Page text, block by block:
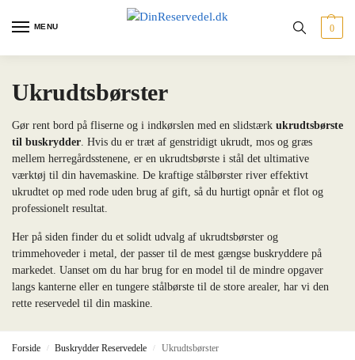
MENU 0
Ukrudtsbørster
Gør rent bord på fliserne og i indkørslen med en slidstærk ukrudtsbørste
til buskrydder. Hvis du er træt af genstridigt ukrudt, mos og græs
mellem herregårdsstenene, er en ukrudtsbørste i stål det ultimative
værktøj til din havemaskine. De kraftige stålbørster river effektivt
ukrudtet op med rode uden brug af gift, så du hurtigt opnår et flot og
professionelt resultat.
Her på siden finder du et solidt udvalg af ukrudtsbørster og
trimmehoveder i metal, der passer til de mest gængse buskryddere på
markedet. Uanset om du har brug for en model til de mindre opgaver
langs kanterne eller en tungere stålbørste til de store arealer, har vi den
rette reservedel til din maskine.
Forside / Buskrydder Reservedele / Ukrudtsbørster